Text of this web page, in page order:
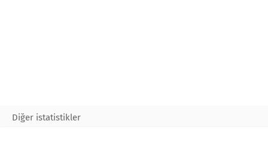
Diğer istatistikler